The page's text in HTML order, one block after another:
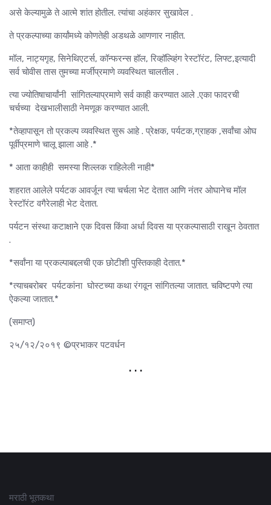
असे केल्यामुळे ते आत्मे शांत होतील. त्यांचा अहंकार सुखावेल .
ते प्रकल्पाच्या कार्यांमध्ये कोणतेही अडथळे आणणार नाहीत.
मॉल, नाट्यगृह, सिनेथिएटर्स, कॉन्फरन्स हॉल, रिव्हॉल्व्हिंग रेस्टॉरंट, लिफ्ट,इत्यादी
सर्व चोवीस तास तुमच्या मर्जीप्रमाणे व्यवस्थित चालतील .
त्या ज्योतिषाचार्यांनी सांगितल्याप्रमाणे सर्व काही करण्यात आले .एका फादरची
चर्चच्या देखभालीसाठी नेमणूक करण्यात आली.
*तेव्हापासून तो प्रकल्प व्यवस्थित सुरू आहे . प्रेक्षक, पर्यटक,ग्राहक ,सर्वांचा ओघ
पूर्वीप्रमाणे चालू झाला आहे .*
* आता काहीही समस्या शिल्लक राहिलेली नाही*
शहरात आलेले पर्यटक आवर्जून त्या चर्चला भेट देतात आणि नंतर ओघानेच मॉल
रेस्टॉरंट वगैरेलाही भेट देतात.
पर्यटन संस्था कटाक्षाने एक दिवस किंवा अर्धा दिवस या प्रकल्पासाठी राखून ठेवतात
.
*सर्वांना या प्रकल्पाबद्दलची एक छोटीशी पुस्तिकाही देतात.*
*त्याचबरोबर पर्यटकांना घोस्टच्या कथा रंगवून सांगितल्या जातात. चविष्टपणे त्या
ऐकल्या जातात.*
(समाप्त)
२५/१२/२०१९ ©प्रभाकर पटवर्धन
. . .
मराठी भूतकथा